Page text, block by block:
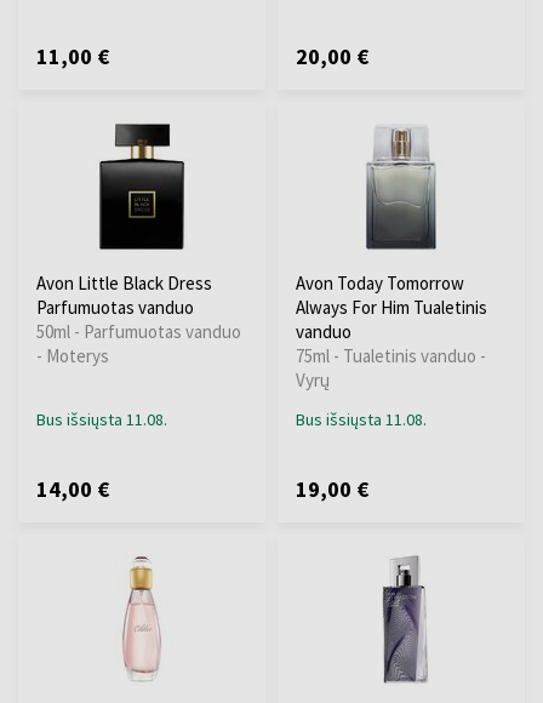
11,00 € 20,00 €
Avon Little Black Dress
Parfumuotas vanduo
50ml - Parfumuotas vanduo
- Moterys
Bus išsiųsta 11.08.
14,00 €
Avon Today Tomorrow
Always For Him Tualetinis
vanduo
75ml - Tualetinis vanduo -
Vyrų
Bus išsiųsta 11.08.
19,00 €